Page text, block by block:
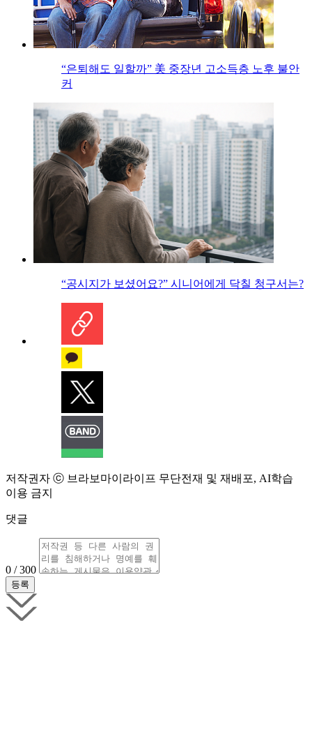
“은퇴해도 일할까” 美 중장년 고소득층 노후 불안
커
“공시지가 보셨어요?” 시니어에게 닥칠 청구서는?
저작권자 ⓒ 브라보마이라이프 무단전재 및 재배포, AI학습
이용 금지
댓글
0 / 300